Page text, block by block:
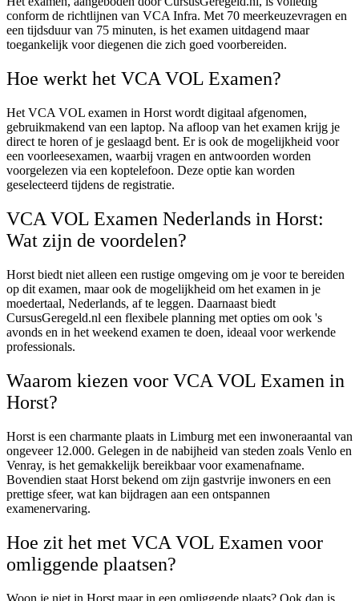
conform de richtlijnen van VCA Infra. Met 70 meerkeuzevragen en
een tijdsduur van 75 minuten, is het examen uitdagend maar
toegankelijk voor diegenen die zich goed voorbereiden.
Hoe werkt het VCA VOL Examen?
Het VCA VOL examen in Horst wordt digitaal afgenomen,
gebruikmakend van een laptop. Na afloop van het examen krijg je
direct te horen of je geslaagd bent. Er is ook de mogelijkheid voor
een voorleesexamen, waarbij vragen en antwoorden worden
voorgelezen via een koptelefoon. Deze optie kan worden
geselecteerd tijdens de registratie.
VCA VOL Examen Nederlands in Horst:
Wat zijn de voordelen?
Horst biedt niet alleen een rustige omgeving om je voor te bereiden
op dit examen, maar ook de mogelijkheid om het examen in je
moedertaal, Nederlands, af te leggen. Daarnaast biedt
CursusGeregeld.nl een flexibele planning met opties om ook 's
avonds en in het weekend examen te doen, ideaal voor werkende
professionals.
Waarom kiezen voor VCA VOL Examen in
Horst?
Horst is een charmante plaats in Limburg met een inwoneraantal van
ongeveer 12.000. Gelegen in de nabijheid van steden zoals Venlo en
Venray, is het gemakkelijk bereikbaar voor examenafname.
Bovendien staat Horst bekend om zijn gastvrije inwoners en een
prettige sfeer, wat kan bijdragen aan een ontspannen
examenervaring.
Hoe zit het met VCA VOL Examen voor
omliggende plaatsen?
Woon je niet in Horst maar in een omliggende plaats? Ook dan is